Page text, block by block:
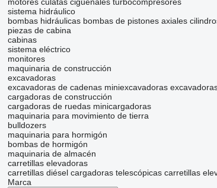
sistema hidráulico
bombas hidráulicas bombas de pistones axiales
piezas de cabina
cabinas
sistema eléctrico
monitores
maquinaria de construcción
excavadoras
excavadoras de cadenas miniexcavadoras
cargadoras de construcción
cargadoras de ruedas minicargadoras
maquinaria para movimiento de tierra
bulldozers
maquinaria para hormigón
bombas de hormigón
maquinaria de almacén
carretillas elevadoras
carretillas diésel cargadoras telescópicas carretillas
Marca